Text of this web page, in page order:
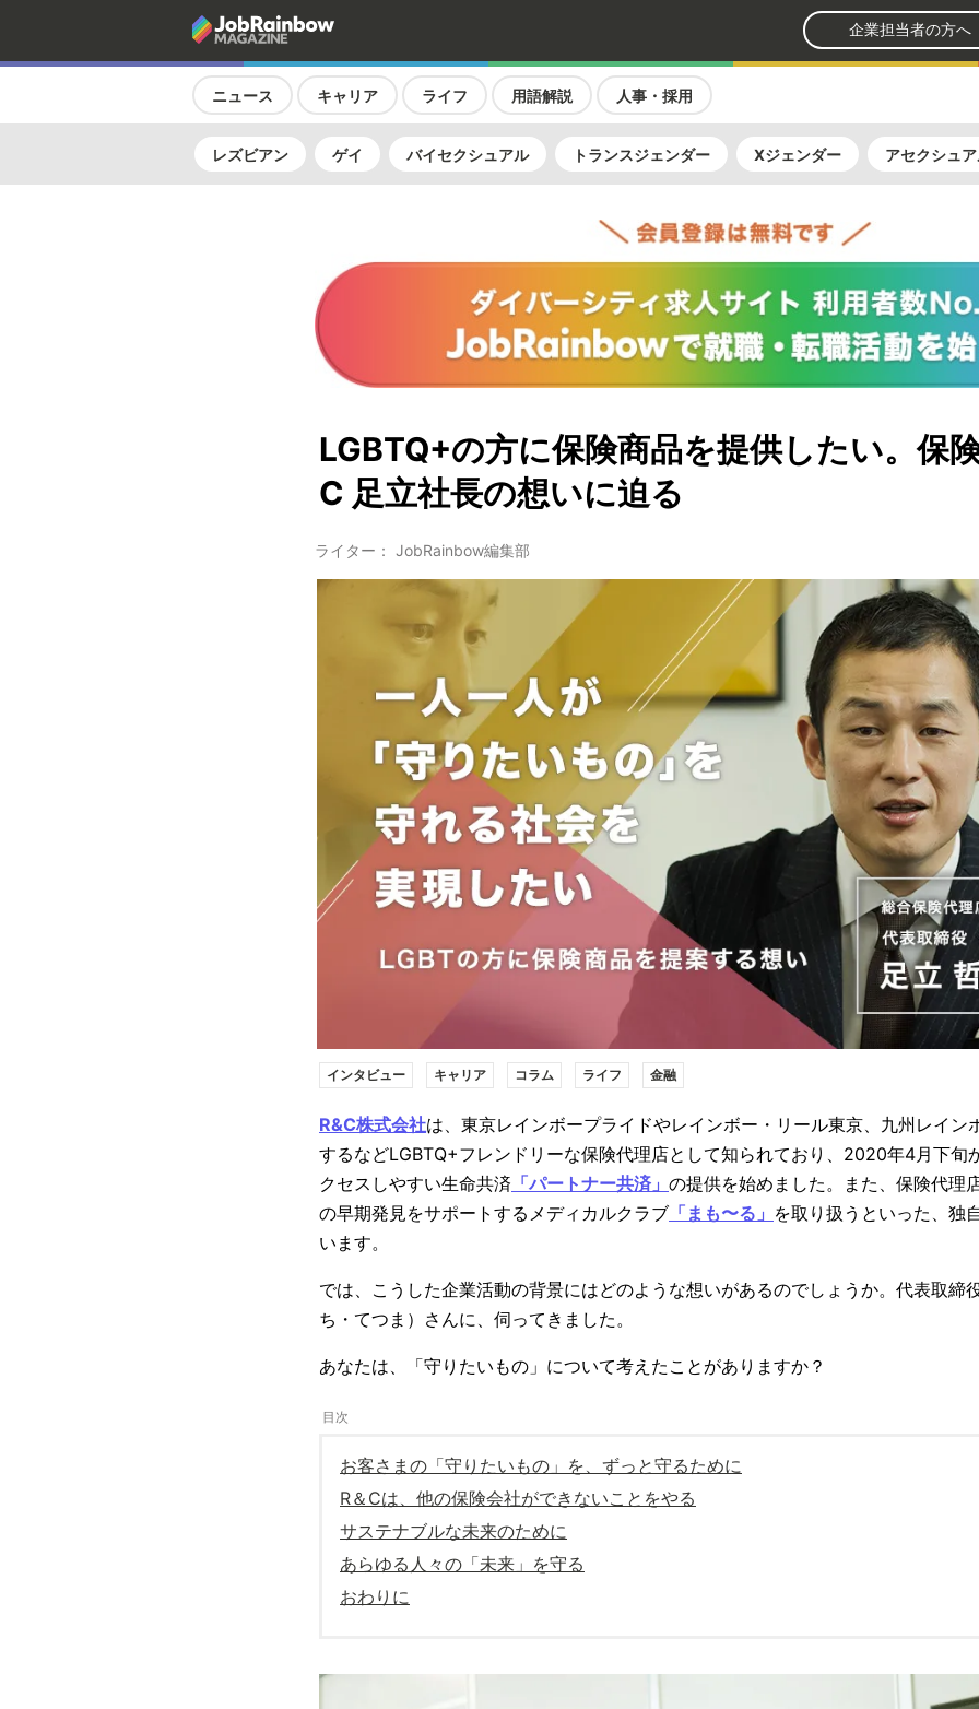
企業担当者の方へ
ニュース キャリア ライフ 用語解説 人事・採用
レズビアン ゲイ バイセクシュアル トランスジェンダー Xジェンダー アセクシュ
LGBTQ+の方に保険商品を提供したい。保
C 足立社長の想いに迫る
ライター： JobRainbow編集部
インタビュー キャリア コラム ライフ 金融
R&C株式会社は、東京レインボープライドやレインボー・リール東京、九州レイン
するなどLGBTQ+フレンドリーな保険代理店として知られており、2020年4月下旬
クセスしやすい生命共済 「パートナー共済」 の提供を始めました。また、保険代理
の早期発見をサポートするメディカルクラブ 「まも〜る」 を取り扱うといった、独
います。
では、こうした企業活動の背景にはどのような想いがあるのでしょうか。代表取締
ち・てつま）さんに、伺ってきました。
あなたは、「守りたいもの」について考えたことがありますか？
お客さまの「守りたいもの」を、ずっと守るために
R＆Cは、他の保険会社ができないことをやる
サステナブルな未来のために
あらゆる人々の「未来」を守る
おわりに